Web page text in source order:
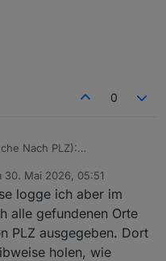
0
Nach PLZ):
30. Mai 2026, 05:51
von
logge ich aber im
alle gefundenen Orte
PLZ ausgegeben. Dort
holen, wie